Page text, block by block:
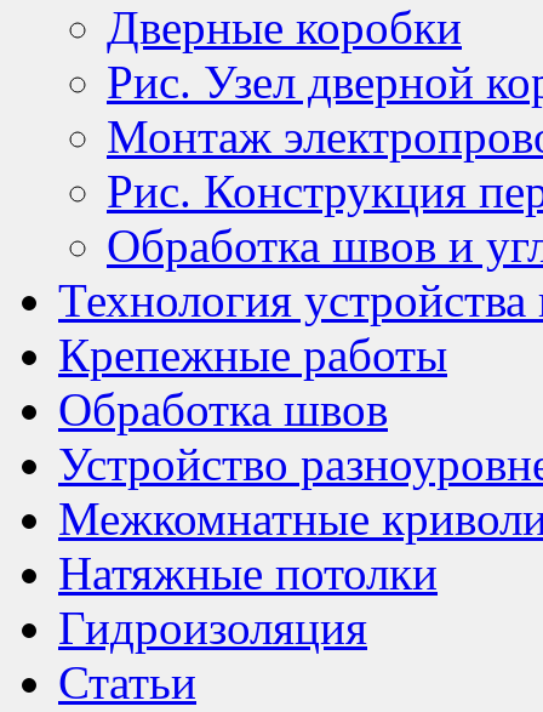
Дверные коробки
Рис. Узел дверной
Монтаж
Рис. Конструкция
Обработка швов и
Технология
Крепежные работы
Обработка швов
Устройство
Межкомнатные
Натяжные потолки
Гидроизоляция
Статьи